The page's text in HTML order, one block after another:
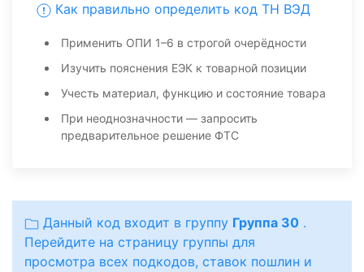
Как правильно определить код ТН ВЭД
Применить ОПИ 1–6 в строгой очерёдности
Изучить пояснения ЕЭК к товарной позиции
Учесть материал, функцию и состояние товара
При неоднозначности — запросить
предварительное решение ФТС
Данный код входит в группу Группа 30 .
Перейдите на страницу группы для
просмотра всех подкодов, ставок пошлин и